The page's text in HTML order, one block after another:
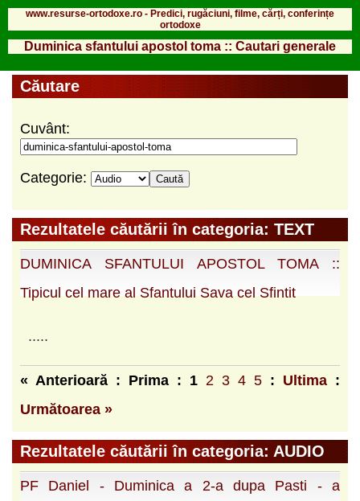
www.resurse-ortodoxe.ro - Predici, rugăciuni, filme, cărți, conferințe
ortodoxe
Duminica sfantului apostol toma :: Cautari generale
Căutare
Cuvânt:
Categorie:
Rezultatele căutării în categoria: TEXT
DUMINICA SFANTULUI APOSTOL TOMA ::
Tipicul cel mare al Sfantului Sava cel Sfintit
.....
« Anterioară : Prima : 1 2 3 4 5 : Ultima :
Următoarea »
Rezultatele căutării în categoria: AUDIO
PF Daniel - Duminica a 2-a dupa Pasti - a